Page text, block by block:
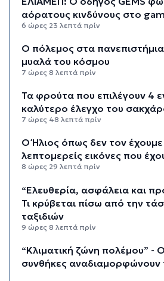
αόρατους κινδύνους στο
6 ώρες 23 λεπτά πρίν
Ο πόλεμος στα
μυαλά του κόσμου
7 ώρες 8 λεπτά πρίν
Τα φρούτα που επιλέγουν 4
καλύτερο έλεγχο του
7 ώρες 48 λεπτά πρίν
Ο Ήλιος όπως δεν τον έχουμε
λεπτομερείς εικόνες που
8 ώρες 29 λεπτά πρίν
“Ελευθερία, ασφάλεια και
Τι κρύβεται πίσω από την
ταξιδιών
9 ώρες 8 λεπτά πρίν
“Κλιματική ζώνη πολέμου” -
συνθήκες αναδιαμορφώνουν